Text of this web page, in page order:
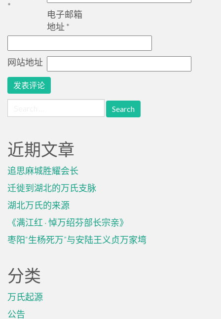
*
电子邮箱
地址 *
网站地址
for:
近期文章
追思麻城胜耀会长
迁徙到湖北的万氏支脉
湖北万氏的来源
《满江红 · 悼万绍芬部长宗亲》
枣阳“生杨死万”与安陆王义贞万家塆
分类
万氏起源
公告